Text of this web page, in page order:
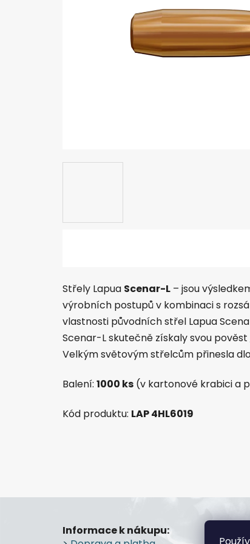
Střely Lapua Scenar-L – jsou
výrobních postupů v kombinaci s
vlastnosti původních střel Lapua
Scenar-L skutečně získaly svou
Velkým světovým střelcům přinesla
Balení: 1000 ks (v kartonové krabici a
Kód produktu: LAP 4HL6019
Informace k nákupu: